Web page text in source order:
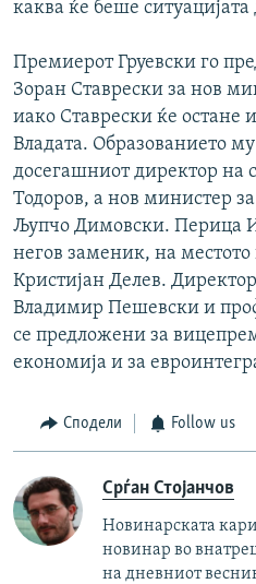
каква ќе беше
Премиерот Груевски го
Зоран Ставрески за нов
иако Ставрески ќе остане
Владата. Образованието
досегашниот директор на
Тодоров, а нов министер
Љупчо Димовски. Перица
негов заменик, на
Кристијан Делев.
Владимир Пешевски и
се предложени за
економија и за
Сподели Follow us
Срѓан Стојанчов
Новинарската
новинар во
на дневниот